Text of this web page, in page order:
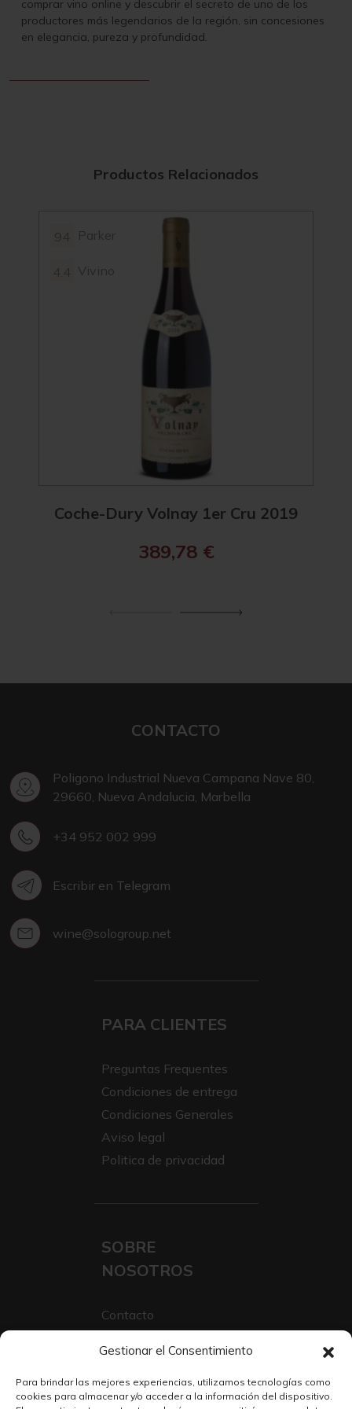
Gestionar el Consentimiento
Para brindar las mejores experiencias, utilizamos tecnologías como
cookies para almacenar y/o acceder a la información del dispositivo.
comprar vino online y descubrir el secreto de uno de los
productores más legendarios de la región, sin concesiones
en elegancia, pureza y profundidad.
Productos Relacionados
Parker
Vivino
Coche-Dury Volnay 1er Cru 2019
389,78 €
CONTACTO
Poligono Industrial Nueva Campana Nave 80,
29660, Nueva Andalucia, Marbella
+34 952 002 999
Escribir en Telegram
wine@sologroup.net
PARA CLIENTES
Preguntas Frequentes
Condiciones de entrega
Condiciones Generales
Aviso legal
Politica de privacidad
SOBRE
NOSOTROS
Contacto